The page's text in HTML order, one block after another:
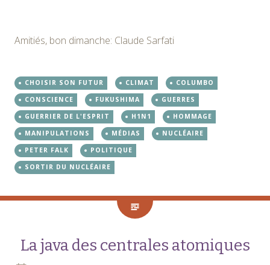
Amitiés, bon dimanche: Claude Sarfati
CHOISIR SON FUTUR CLIMAT
COLUMBO
CONSCIENCE
FUKUSHIMA
GUERRES
GUERRIER DE L'ESPRIT
H1N1
HOMMAGE
MANIPULATIONS
MÉDIAS
NUCLÉAIRE
PETER FALK
POLITIQUE
SORTIR DU NUCLÉAIRE
La java des centrales atomiques